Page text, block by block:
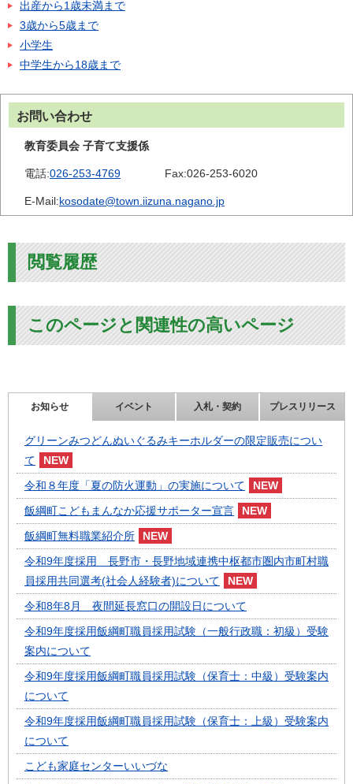
出産から1歳未満まで
3歳から5歳まで
小学生
中学生から18歳まで
お問い合わせ
教育委員会 子育て支援係
電話:026-253-4769 Fax:026-253-6020
E-Mail:kosodate@town.iizuna.nagano.jp
閲覧履歴
このページと関連性の高いページ
お知らせ イベント 入札・契約 プレスリリース
グリーンみつどんぬいぐるみキーホルダーの限定販売につい
て
令和８年度「夏の防火運動」の実施について
飯綱町こどもまんなか応援サポーター宣言
飯綱町無料職業紹介所
令和9年度採用 長野市・長野地域連携中枢都市圏内市町村職
員採用共同選考(社会人経験者)について
令和8年8月 夜間延長窓口の開設日について
令和9年度採用飯綱町職員採用試験（一般行政職：初級）受験
案内について
令和9年度採用飯綱町職員採用試験（保育士：中級）受験案内
について
令和9年度採用飯綱町職員採用試験（保育士：上級）受験案内
について
こども家庭センターいいづな